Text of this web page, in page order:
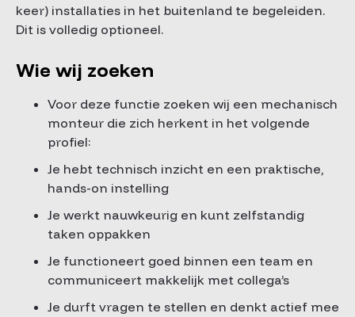
keer) installaties in het buitenland te begeleiden.
Dit is volledig optioneel.
Wie wij zoeken
Voor deze functie zoeken wij een mechanisch
monteur die zich herkent in het volgende
profiel:
Je hebt technisch inzicht en een praktische,
hands-on instelling
Je werkt nauwkeurig en kunt zelfstandig
taken oppakken
Je functioneert goed binnen een team en
communiceert makkelijk met collega’s
Je durft vragen te stellen en denkt actief mee